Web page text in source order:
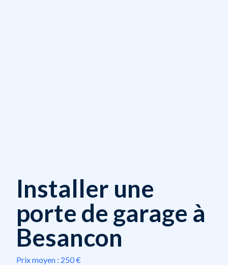
Installer une
porte de garage à
Besancon
Prix moyen : 250 €